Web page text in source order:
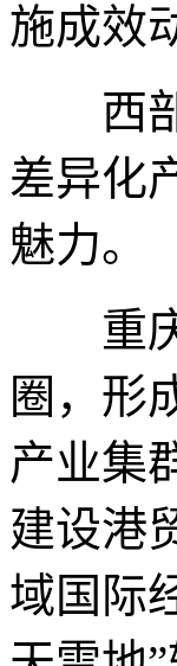
施成效
西部
差异化
魅力。
重庆
圈，形
产业集
建设港
域国际